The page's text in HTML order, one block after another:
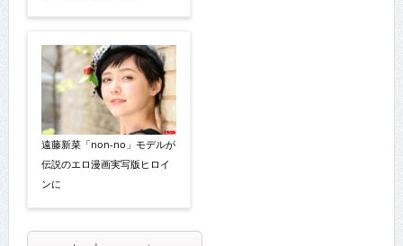
遠藤新菜「non-no」モデルが
伝説のエロ漫画実写版ヒロイ
ンに